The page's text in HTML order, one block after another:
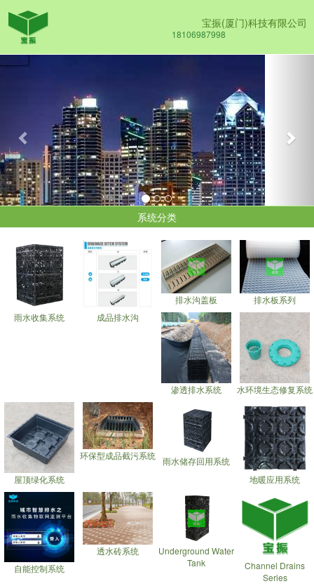
宝振(厦门)科技有限公司
18106987998
Previous
系统分类
雨水收集系统 成品排水沟
排水沟盖板 排水板系列
渗透排水系统 水环境生态修复系统
屋顶绿化系统
环保型成品截污系统 雨水储存回用系统
地暖应用系统
自能控制系统
透水砖系统
Underground Water
Tank
Channel Drains
Series